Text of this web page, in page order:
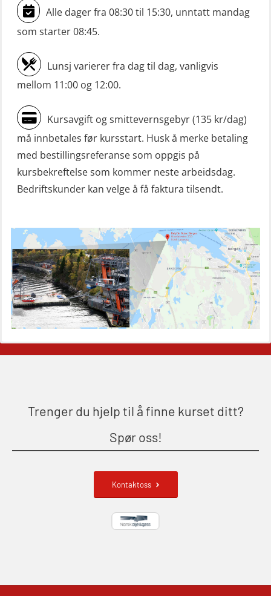
Mann-Over-Bord liten båt (MOB)
u/mørkekjøring – repetisjon (OSE152)
Mørkekjøring-modul for Mann-Over-
Bord (hurtiggående) liten båt
(OSE1001)
ROC sertifikat grunnleggende
(GMDSS) (ORC102)
ROC sertifikat repetisjon (GMDSS)
(ORC103)
Skadestedsledelse (OER108)
(OER118)
Skuldermåling (OBS120)
Sliskelivbåt grunnkurs m/E-læring
simulator (OSEBLE008)
Sliskelivbåt repetisjon, simulator
(OSE1302)
(OFIBLE103)
Ulykkesgransking – Webinar (LSP103)
VHF / SRC 2 dager (ORC104)
Alle dager fra 08:30 til 15:30, unntatt mandag
som starter 08:45.
Lunsj varierer fra dag til dag, vanligvis
mellom 11:00 og 12:00.
Kursavgift og smittevernsgebyr (135 kr/dag)
må innbetales før kursstart. Husk å merke betaling
med bestillingsreferanse som oppgis på
kursbekreftelse som kommer neste arbeidsdag.
Bedriftskunder kan velge å få faktura tilsendt.
Trenger du hjelp til å finne kurset ditt?
Spør oss!
Kontaktoss